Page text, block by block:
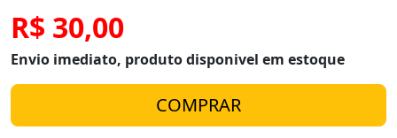
R$ 30,00
Envio imediato, produto disponivel em estoque